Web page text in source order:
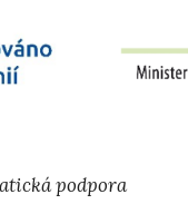
podpora